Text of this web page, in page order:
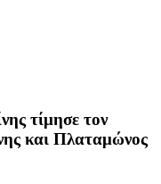
τίμησε τον
και Πλαταμώνος